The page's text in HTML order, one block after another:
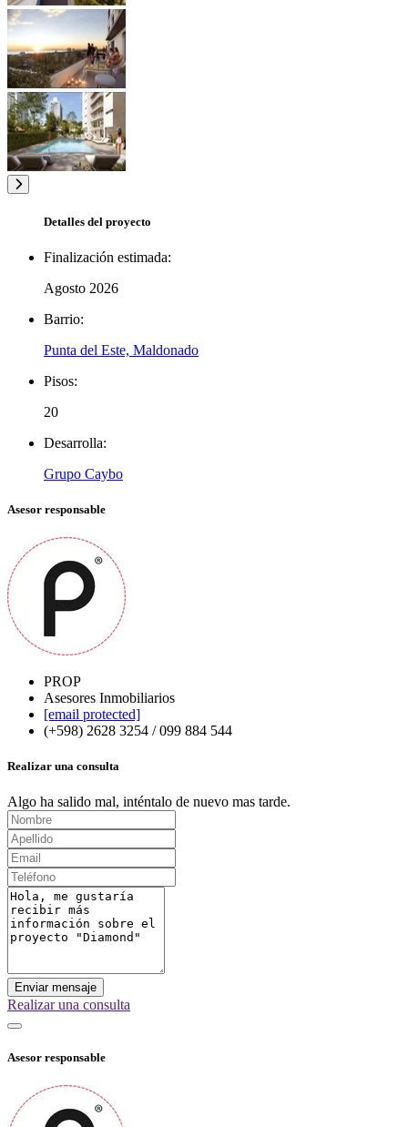
Detalles del proyecto
Finalización estimada:
Agosto 2026
Barrio:
Punta del Este, Maldonado
Pisos:
20
Desarrolla:
Grupo Caybo
Asesor responsable
PROP
Asesores Inmobiliarios
[email protected]
(+598) 2628 3254 / 099 884 544
Realizar una consulta
Algo ha salido mal, inténtalo de nuevo mas tarde.
Enviar mensaje
Realizar una consulta
Asesor responsable